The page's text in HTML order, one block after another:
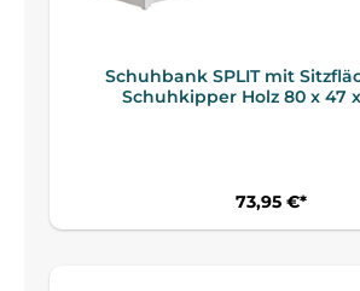
Schuhbank SPLIT mit
Schuhkipper Holz 80 x 47
73,95 €*